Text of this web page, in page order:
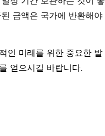
금액은 국가에 반환해야
인 미래를 위한 중요한 발
얻으시길 바랍니다.